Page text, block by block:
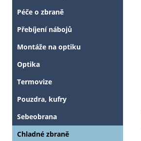
Péče o zbraně
Přebíjení nábojů
Montáže na optiku
Optika
Termovize
Pouzdra, kufry
Sebeobrana
Chladné zbraně